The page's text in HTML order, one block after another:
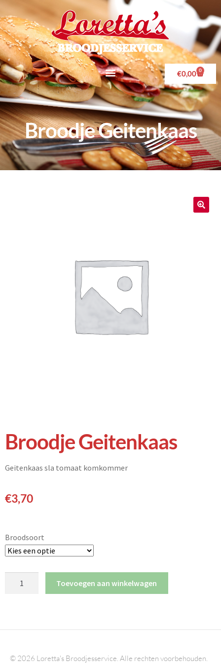
€0,00 0
Broodje Geitenkaas
Broodje Geitenkaas
Geitenkaas sla tomaat komkommer
€3,70
Broodsoort
Toevoegen aan winkelwagen
© 2026 Loretta's Broodjesservice. Alle rechten voorbehouden.